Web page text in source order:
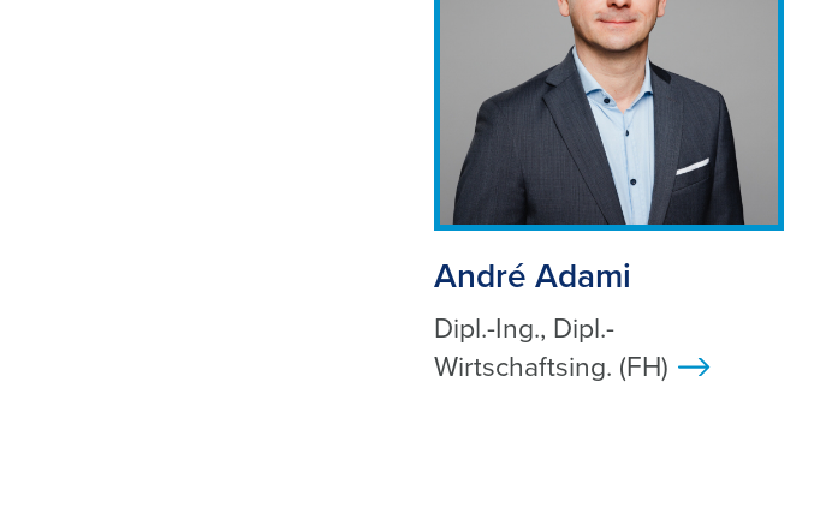
André Adami
Dipl.-Ing., Dipl.-
Wirtschaftsing. (FH)